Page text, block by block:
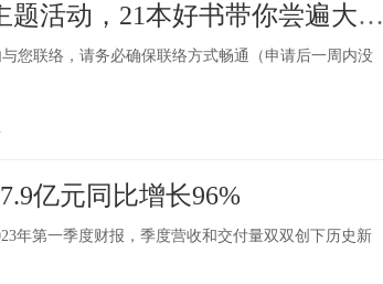
题活动，21本好书带你尝遍大江
您联络，请务必确保联络方式畅通（申请后一周内没
亿元同比增长96%
年第一季度财报，季度营收和交付量双双创下历史新